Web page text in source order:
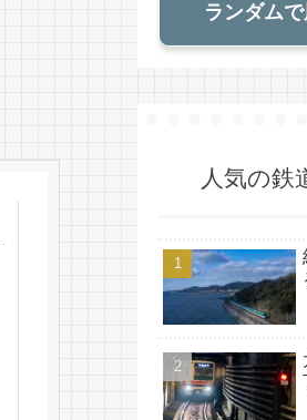
ランダム
人気の鉄